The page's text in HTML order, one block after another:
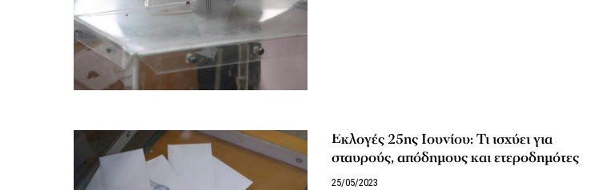
Εκλογές 25ης Ιουνίου: Τι ισχύει για
σταυρούς, απόδημους και ετεροδημότες
25/05/2023